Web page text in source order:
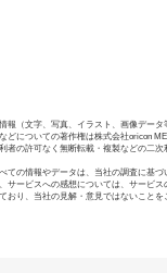
報（文字、写真、イラスト、画像データ
どについての著作権は株式会社oricon
者の許可なく無断転載・複製などの二次
ての情報やデータは、当社の調査に基づ
サービスへの感想については、サービス
おり、当社の見解・意見ではないことを